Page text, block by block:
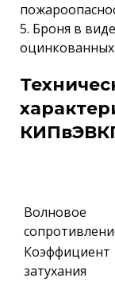
5. Броня в
Волновое
Коэффициент
затухания